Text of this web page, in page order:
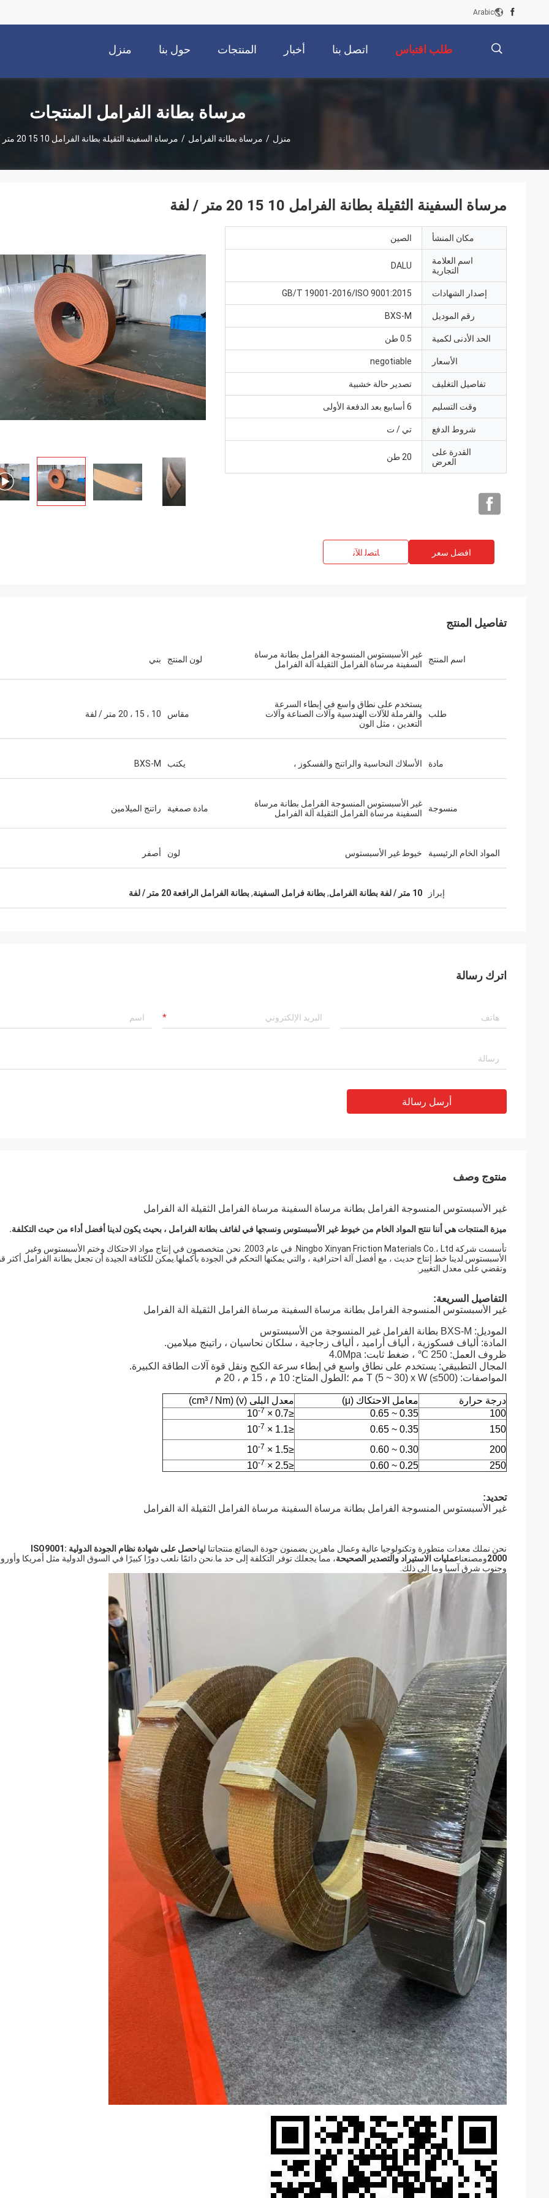
Arabic
منزل حول بنا المنتجات أخبار اتصل بنا طلب اقتباس
مرساة بطانة الفرامل المنتجات
منزل / مرساة بطانة الفرامل / مرساة السفينة الثقيلة بطانة الفرامل 10 15 20 متر / لفة
مرساة السفينة الثقيلة بطانة الفرامل 10 15 20 متر / لفة
مكان المنشأ الصين
اسم العلامة
التجارية
DALU
إصدار الشهادات GB/T 19001-2016/ISO 9001:2015
رقم الموديل BXS-M
الحد الأدنى لكمية 0.5 طن
الأسعار negotiable
تفاصيل التغليف تصدير حالة خشبية
وقت التسليم 6 أسابيع بعد الدفعة الأولى
شروط الدفع تي / ت
القدرة على
العرض
20 طن
افضل سعر ﺎﺘﺼﻟ ﺍﻶﻧ
تفاصيل المنتج
اسم المنتج
غير الأسبستوس المنسوجة الفرامل بطانة مرساة
السفينة مرساة الفرامل الثقيلة آلة الفرامل
لون المنتج بني
طلب
يستخدم على نطاق واسع في إبطاء السرعة
والفرملة للآلات الهندسية وآلات الصناعة وآلات
التعدين ، مثل الون
مقاس 10 ، 15 ، 20 متر / لفة
مادة الأسلاك النحاسية والراتنج والفسكوز ، يكتب BXS-M
منسوجة
غير الأسبستوس المنسوجة الفرامل بطانة مرساة
السفينة مرساة الفرامل الثقيلة آلة الفرامل
مادة صمغية راتنج الميلامين
المواد الخام الرئيسية خيوط غير الأسبستوس لون أصفر
إبراز 10 متر / لفة بطانة الفرامل ,بطانة فرامل السفينة,بطانة الفرامل الرافعة 20 متر / لفة
اترك رسالة
أرسل رسالة
منتوج وصف
غير الأسبستوس المنسوجة الفرامل بطانة مرساة السفينة مرساة الفرامل الثقيلة آلة الفرامل
ميزة المنتجات هي أننا ننتج المواد الخام من خيوط غير الأسبستوس ونسجها في لفائف بطانة الفرامل ، بحيث يكون لدينا أفضل أداء من حيث التكلفة.
تأسست شركة Ningbo Xinyan Friction Materials Co.، Ltd. في عام 2003. نحن متخصصون في إنتاج مواد الاحتكاك وختم الأسبستوس وغير
الأسبستوس.لدينا خط إنتاج حديث ، مع أفضل آلة احترافية ، والتي يمكنها التحكم في الجودة بأكملها.يمكن للكثافة الجيدة أن تجعل بطانة الفرامل أكثر
وتقضي على معدل التغيير.
التفاصيل السريعة:
غير الأسبستوس المنسوجة الفرامل بطانة مرساة السفينة مرساة الفرامل الثقيلة آلة الفرامل
الموديل: BXS-M بطانة الفرامل غير المنسوجة من الأسبستوس
المادة: ألياف فسكوزية ، ألياف أراميد ، ألياف زجاجية ، سلكان نحاسيان ، راتينج ميلامين.
ظروف العمل: 250 ℃ ، ضغط ثابت: 4.0Mpa
المجال التطبيقي: يستخدم على نطاق واسع في إبطاء سرعة الكبح ونقل قوة آلات الطاقة الكبيرة.
المواصفات: T (5 ~ 30) x W (≤500) مم ؛الطول المتاح: 10 م ، 15 م ، 20 م
درجة حرارة معامل الاحتكاك (μ)
معدل البلى (v) (cm³ / Nm)
100
0.35 ~ 0.65
≤0.7 × 10
-7
150
0.35 ~ 0.65
≤1.1 × 10
-7
200
0.30 ~ 0.60
≤1.5 × 10
-7
250
0.25 ~ 0.60
≤2.5 × 10
-7
تحديد:
غير الأسبستوس المنسوجة الفرامل بطانة مرساة السفينة مرساة الفرامل الثقيلة آلة الفرامل
نحن نملك معدات متطورة وتكنولوجيا عالية وعمال ماهرين يضمنون جودة البضائع.منتجاتنا لها
حصل على شهادة نظام الجودة الدولية ISO9001:
2000ومصنعناعمليات الاستيراد والتصدير الصحيحة، مما يجعلك توفر التكلفة إلى حد ما.نحن دائمًا نلعب دورًا كبيرًا في السوق الدولية مثل أمريكا
وجنوب شرق آسيا وما إلى ذلك.